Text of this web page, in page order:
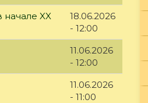
XX
18.06.2026
- 12:00
11.06.2026
- 12:00
11.06.2026
- 11:00